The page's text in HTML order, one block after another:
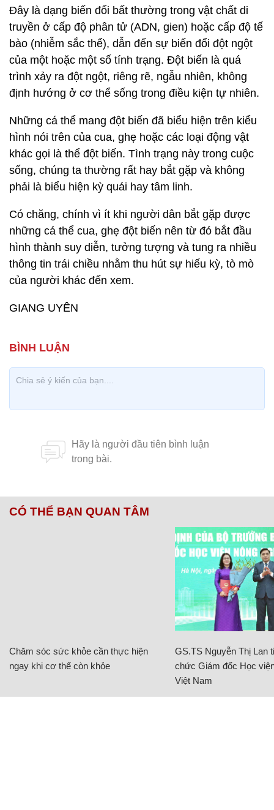
Đây là dạng biến đổi bất thường trong vật chất di
truyền ở cấp độ phân tử (ADN, gien) hoặc cấp độ tế
bào (nhiễm sắc thể), dẫn đến sự biến đổi đột ngột
của một hoặc một số tính trạng. Đột biến là quá
trình xảy ra đột ngột, riêng rẽ, ngẫu nhiên, không
định hướng ở cơ thể sống trong điều kiện tự nhiên.
Những cá thể mang đột biến đã biểu hiện trên kiểu
hình nói trên của cua, ghẹ hoặc các loại động vật
khác gọi là thể đột biến. Tình trạng này trong cuộc
sống, chúng ta thường rất hay bắt gặp và không
phải là biểu hiện kỳ quái hay tâm linh.
Có chăng, chính vì ít khi người dân bắt gặp được
những cá thể cua, ghẹ đột biến nên từ đó bắt đầu
hình thành suy diễn, tưởng tượng và tung ra nhiều
thông tin trái chiều nhằm thu hút sự hiếu kỳ, tò mò
của người khác đến xem.
GIANG UYÊN
CÓ THỂ BẠN QUAN TÂM
Chăm sóc sức khỏe cần thực hiện
ngay khi cơ thể còn khỏe
GS.TS Nguyễn Thị Lan
chức Giám đốc Học
Việt Nam